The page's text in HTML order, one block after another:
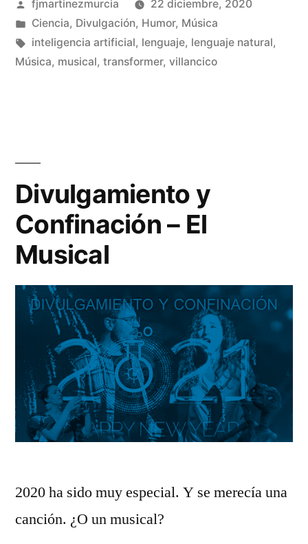
Una
oda
a
Publicado
por
fjmartinezmurcia
22 diciembre, 2020
Publicado
en
Ciencia, Divulgación, Humor, Música
Etiquetas:
inteligencia artificial, lenguaje, lenguaje natural,
Música, musical, transformer, villancico
Divulgamiento y
Confinación – El
Musical
2020 ha sido muy especial. Y se merecía una
canción. ¿O un musical?